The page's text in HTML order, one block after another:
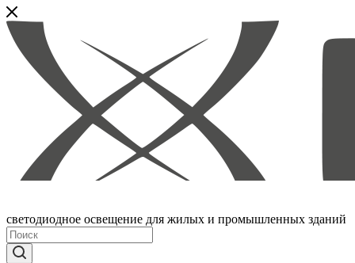
светодиодное освещение для жилых и промышленных зданий